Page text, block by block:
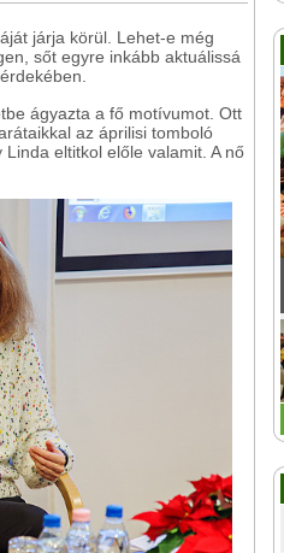
járja körül. Lehet-e még
sőt egyre inkább aktuálissá
ágyazta a fő motívumot. Ott
az áprilisi tomboló
eltitkol előle valamit. A nő